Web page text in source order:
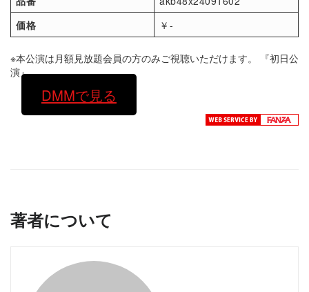
価格
￥-
※本公演は月額見放題会員の方のみご視聴いただけます。 『初日公
演』
DMMで見る
著者について